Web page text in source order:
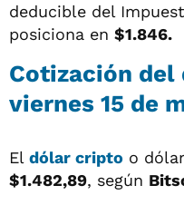
deducible del
posiciona en $1.846.
Cotización del
viernes 15 de
El dólar cripto o dólar
$1.482,89, según